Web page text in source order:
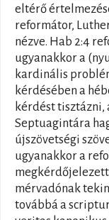
eltérő
reformátor,
nézve. Hab 2:4
ugyanakkor a
kardinális
kérdésében a
kérdést tisztázni,
Septuagintára
újszövetségi
ugyanakkor a
mérvadónak
továbbá a